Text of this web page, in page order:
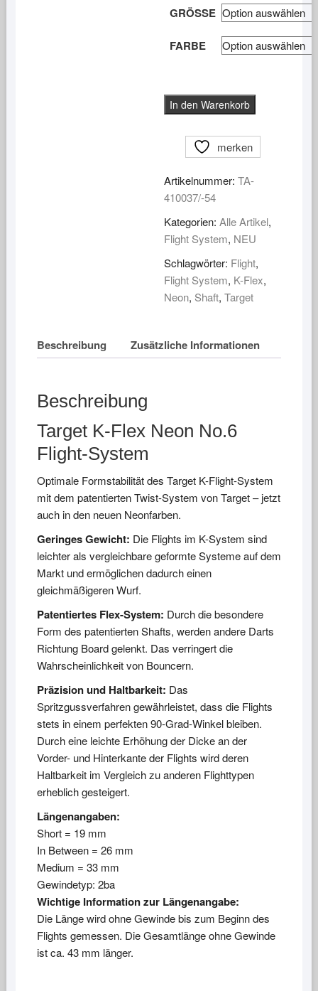
GRÖSSE
FARBE
Target
K-
Menge
In den Warenkorb
merken
Artikelnummer: TA-
410037/-54
Kategorien: Alle Artikel,
Flight System, NEU
Schlagwörter: Flight,
Flight System, K-Flex,
Neon, Shaft, Target
Beschreibung Zusätzliche Informationen
Beschreibung
Target K-Flex Neon No.6
Flight-System
Optimale Formstabilität des Target K-Flight-System
mit dem patentierten Twist-System von Target – jetzt
auch in den neuen Neonfarben.
Geringes Gewicht: Die Flights im K-System sind
leichter als vergleichbare geformte Systeme auf dem
Markt und ermöglichen dadurch einen
gleichmäßigeren Wurf.
Patentiertes Flex-System: Durch die besondere
Form des patentierten Shafts, werden andere Darts
Richtung Board gelenkt. Das verringert die
Wahrscheinlichkeit von Bouncern.
Präzision und Haltbarkeit: Das
Spritzgussverfahren gewährleistet, dass die Flights
stets in einem perfekten 90-Grad-Winkel bleiben.
Durch eine leichte Erhöhung der Dicke an der
Vorder- und Hinterkante der Flights wird deren
Haltbarkeit im Vergleich zu anderen Flighttypen
erheblich gesteigert.
Längenangaben:
Short = 19 mm
In Between = 26 mm
Medium = 33 mm
Gewindetyp: 2ba
Wichtige Information zur Längenangabe:
Die Länge wird ohne Gewinde bis zum Beginn des
Flights gemessen. Die Gesamtlänge ohne Gewinde
ist ca. 43 mm länger.